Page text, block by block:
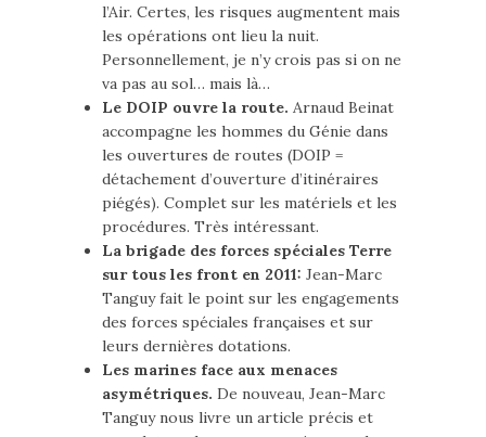
l’Air. Certes, les risques augmentent mais
les opérations ont lieu la nuit.
Personnellement, je n’y crois pas si on ne
va pas au sol… mais là…
Le DOIP ouvre la route. Arnaud Beinat
accompagne les hommes du Génie dans
les ouvertures de routes (DOIP =
détachement d’ouverture d’itinéraires
piégés). Complet sur les matériels et les
procédures. Très intéressant.
La brigade des forces spéciales Terre
sur tous les front en 2011: Jean-Marc
Tanguy fait le point sur les engagements
des forces spéciales françaises et sur
leurs dernières dotations.
Les marines face aux menaces
asymétriques. De nouveau, Jean-Marc
Tanguy nous livre un article précis et